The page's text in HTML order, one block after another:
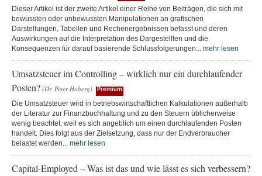
Dieser Artikel ist der zweite Artikel einer Reihe von Beiträgen, die sich mit
bewussten oder unbewussten Manipulationen an grafischen
Darstellungen, Tabellen und Rechenergebnissen befasst und deren
Auswirkungen auf die Interpretation des Dargestellten und die
Konsequenzen für darauf basierende Schlussfolgerungen... mehr lesen
Umsatzsteuer im Controlling – wirklich nur ein durchlaufender
Posten? (Dr. Peter Hoberg) Premium
Die Umsatzsteuer wird in betriebswirtschaftlichen Kalkulationen außerhalb
der Literatur zur Finanzbuchhaltung und zu den Steuern üblicherweise
wenig beachtet, weil es sich angeblich um einen durchlaufenden Posten
handelt. Dies folgt aus der Zielsetzung, dass nur der Endverbraucher
belastet werden... mehr lesen
Capital-Employed – Was ist das und wie lässt es sich verbessern?